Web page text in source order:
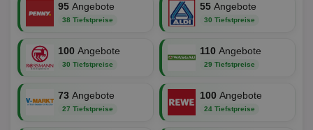
95 Angebote
38 Tiefstpreise
55 Angebote
30 Tiefstpreise
100 Angebote
30 Tiefstpreise
110 Angebote
29 Tiefstpreise
73 Angebote
27 Tiefstpreise
100 Angebote
24 Tiefstpreise
Unklassifizierte
Unbedingt erforderlich
Performance